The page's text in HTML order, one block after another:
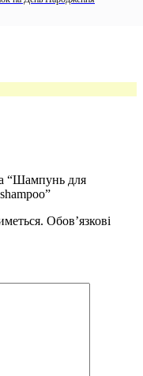
“Шампунь для
Обов’язкові